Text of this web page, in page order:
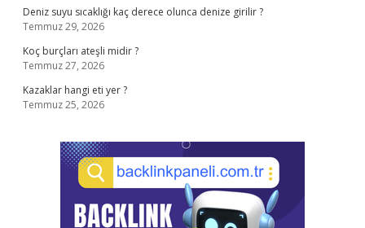
Deniz suyu sıcaklığı kaç derece olunca denize girilir ?
Temmuz 29, 2026
Koç burçları ateşli midir ?
Temmuz 27, 2026
Kazaklar hangi eti yer ?
Temmuz 25, 2026